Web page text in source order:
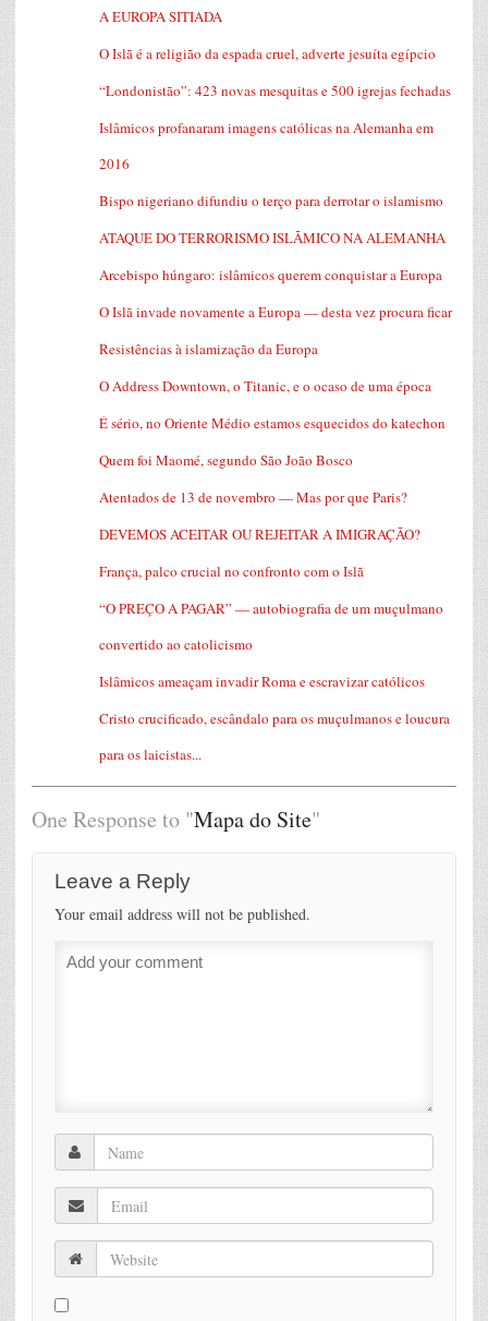
A EUROPA SITIADA
O Islã é a religião da espada cruel, adverte jesuíta egípcio
“Londonistão”: 423 novas mesquitas e 500 igrejas fechadas
Islâmicos profanaram imagens católicas na Alemanha em
2016
Bispo nigeriano difundiu o terço para derrotar o islamismo
ATAQUE DO TERRORISMO ISLÃMICO NA ALEMANHA
Arcebispo húngaro: islâmicos querem conquistar a Europa
O Islã invade novamente a Europa — desta vez procura ficar
Resistências à islamização da Europa
O Address Downtown, o Titanic, e o ocaso de uma época
É sério, no Oriente Médio estamos esquecidos do katechon
Quem foi Maomé, segundo São João Bosco
Atentados de 13 de novembro — Mas por que Paris?
DEVEMOS ACEITAR OU REJEITAR A IMIGRAÇÃO?
França, palco crucial no confronto com o Islã
“O PREÇO A PAGAR” — autobiografia de um muçulmano
convertido ao catolicismo
Islâmicos ameaçam invadir Roma e escravizar católicos
Cristo crucificado, escândalo para os muçulmanos e loucura
para os laicistas...
One Response to "Mapa do Site"
Leave a Reply
Your email address will not be published.